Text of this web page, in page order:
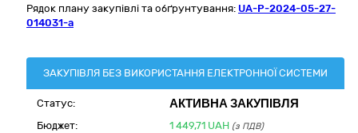
Рядок плану закупівлі та обґрунтування: UA-P-2024-05-27-
014031-a
ЗАКУПІВЛЯ БЕЗ ВИКОРИСТАННЯ ЕЛЕКТРОННОЇ СИСТЕМИ
Статус: АКТИВНА ЗАКУПІВЛЯ
Бюджет: 1 449,71 UAH (з ПДВ)